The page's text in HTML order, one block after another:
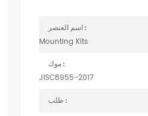
اسم العنصر :
Mounting Kits
موك :
JISC8955-2017
طلب :